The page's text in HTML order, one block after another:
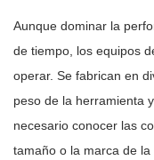
Aunque dominar la
de tiempo, los equipos
operar. Se fabrican en
peso de la herramienta
necesario conocer las
tamaño o la marca de